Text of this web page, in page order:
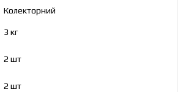
Колекторний
3 кг
2 шт
2 шт